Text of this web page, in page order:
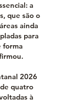
a
que são o
ainda
para
forma
2026
quatro
à